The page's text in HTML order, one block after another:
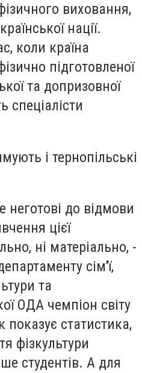
виховання,
нації.
коли країна
підготовленої
та допризовної
спеціалісти
і тернопільські
неготові до відмови
цієї
ні матеріально, -
сім'ї,
та
ОДА чемпіон світу
статистика,
фізкультури
студентів. А для